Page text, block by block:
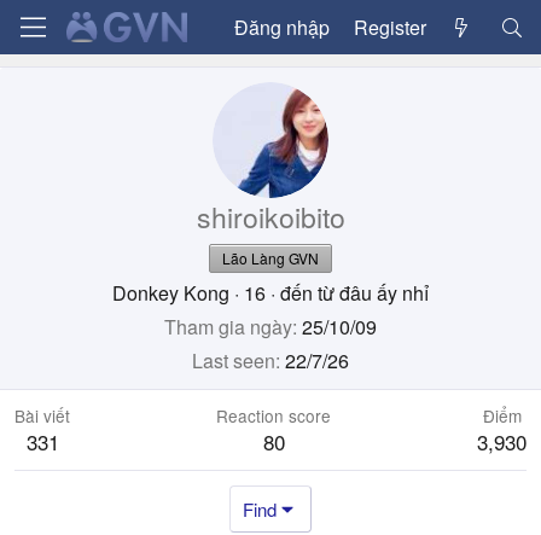
Đăng nhập Register
shiroikoibito
Lão Làng GVN
Donkey Kong · 16 · đến từđâu ấy nhỉ
Tham gia ngày 25/10/09
Last seen 22/7/26
Bài viết
331
Reaction score
80
Điểm
3,930
Find